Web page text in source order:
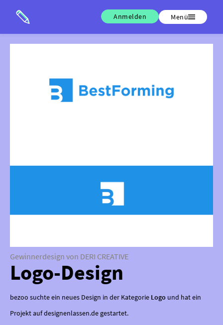
Anmelden Menü
Gewinnerdesign von DERI CREATIVE
Logo-Design
bezoo suchte ein neues Design in der Kategorie Logo und hat ein
Projekt auf designenlassen.de gestartet.